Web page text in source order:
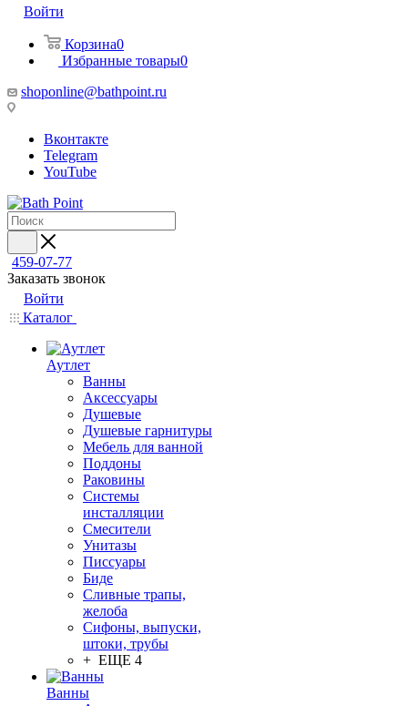
Войти
Корзина0
Избранные товары0
shoponline@bathpoint.ru
Вконтакте
Telegram
YouTube
459-07-77
Заказать звонок
Войти
Каталог
Аутлет
Ванны
Аксессуары
Душевые
Душевые гарнитуры
Мебель для ванной
Поддоны
Раковины
Системы
инсталляции
Смесители
Унитазы
Писсуары
Биде
Сливные трапы,
желоба
Сифоны, выпуски,
штоки, трубы
+ ЕЩЕ 4
Ванны